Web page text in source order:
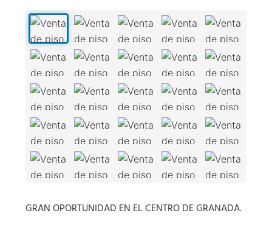
GRAN OPORTUNIDAD EN EL CENTRO DE GRANADA.